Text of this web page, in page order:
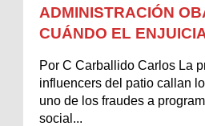
ADMINISTRACIÓN
CUÁNDO EL
Por C Carballido Carlos La
influencers del patio callan
uno de los fraudes a
social...